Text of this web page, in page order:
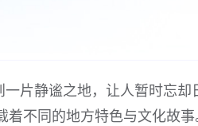
片静谧之地，让人暂时忘
不同的地方特色与文化故事